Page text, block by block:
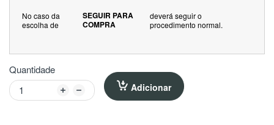
No caso da
escolha de
SEGUIR PARA
COMPRA
deverá seguir o
procedimento normal.
Quantidade
Adicionar